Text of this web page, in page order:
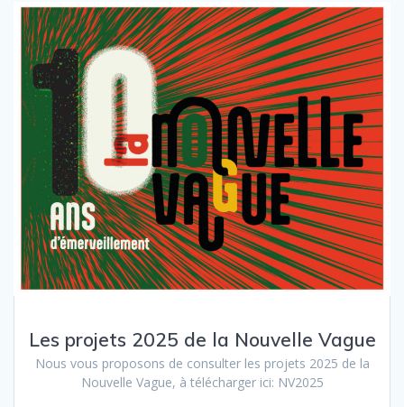
Les projets 2025 de la Nouvelle Vague
Nous vous proposons de consulter les projets 2025 de la
Nouvelle Vague, à télécharger ici: NV2025